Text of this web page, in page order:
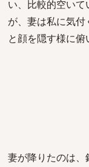
い、比較的空い
が、妻は私に気
と顔を隠す様に俯
妻が降りたのは